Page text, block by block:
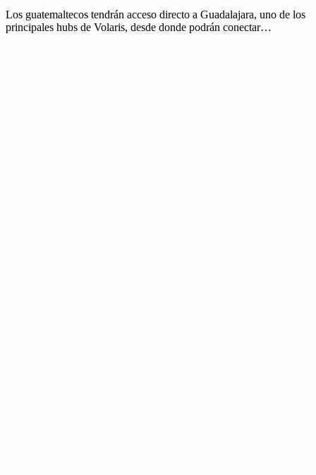
Los guatemaltecos tendrán acceso directo a Guadalajara, uno de los
principales hubs de Volaris, desde donde podrán conectar…